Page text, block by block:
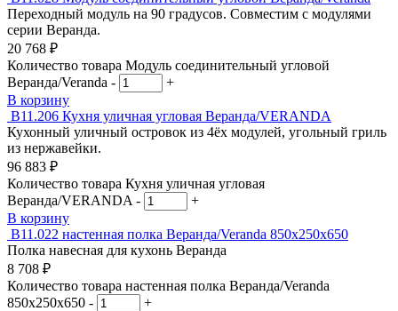
Переходный модуль на 90 градусов. Совместим с модулями
серии Веранда.
20 768 ₽
Количество товара Модуль соединительный угловой
Веранда/Veranda -
+
В корзину
В11.206 Кухня уличная угловая Веранда/VERANDA
Кухонный уличный островок из 4ёх модулей, угольный гриль
из нержавейки.
96 883 ₽
Количество товара Кухня уличная угловая
Веранда/VERANDA -
+
В корзину
В11.022 настенная полка Веранда/Veranda 850х250х650
Полка навесная для кухонь Веранда
8 708 ₽
Количество товара настенная полка Веранда/Veranda
850х250х650 -
+